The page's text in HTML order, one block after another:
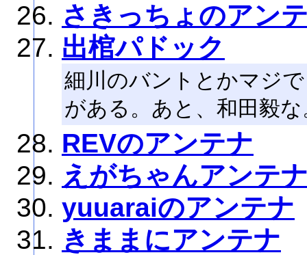
さきっちょのアン
出棺パドック
細川のバントとかマジ
がある。あと、和田毅
REVのアンテナ
えがちゃんアンテ
yuuaraiのアンテナ
きままにアンテナ